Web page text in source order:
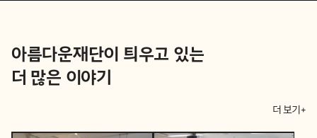
아름다운재단이 틔우고 있는
더 많은 이야기
더 보기+